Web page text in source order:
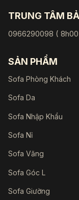
TRUNG TÂM
0966290098 ( 8h00
SẢN PHẨM
Sofa Phòng Khách
Sofa Da
Sofa Nhập Khẩu
Sofa Nỉ
Sofa Văng
Sofa Góc L
Sofa Giường